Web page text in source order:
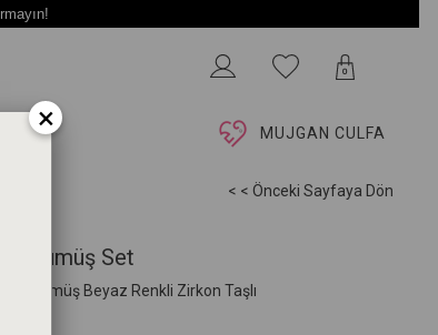
0
MUJGAN CULFA
< < Önceki Sayfaya Dön
Gümüş Set
Gümüş Beyaz Renkli Zirkon Taşlı
×